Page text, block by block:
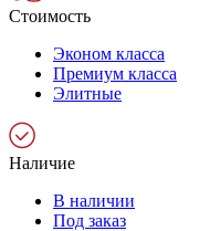
Стоимость
Эконом класса
Премиум класса
Элитные
Наличие
В наличии
Под заказ